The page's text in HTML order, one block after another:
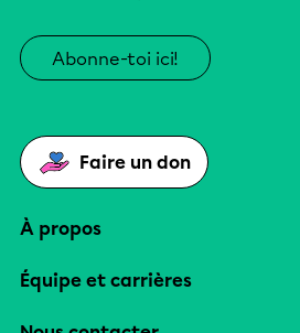
Abonne-toi ici!
Faire un don
À propos
Équipe et carrières